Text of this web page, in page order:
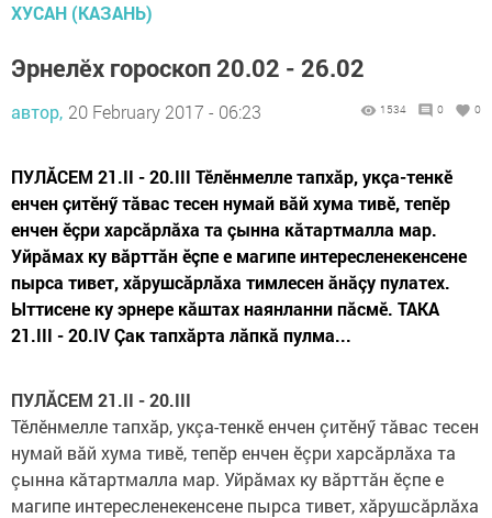
ХУСАН (КАЗАНЬ)
Эрнелӗх гороскоп 20.02 - 26.02
автор, 20 February 2017 - 06:23 1534 0 0
ПУЛĂСЕМ 21.II - 20.III Тӗлӗнмелле тапхăр, укçа-тенкӗ
енчен çитӗнӳ тăвас тесен нумай вăй хума тивӗ, тепӗр
енчен ӗçри харсăрлăха та çынна кăтартмалла мар.
Уйрăмах ку вăрттăн ӗçпе е магипе интересленекенсене
пырса тивет, хăрушсăрлăха тимлесен ăнăçу пулатех.
Ыттисене ку эрнере кăштах наянланни пăсмӗ. ТАКА
21.III - 20.IV Çак тапхăрта лăпкă пулма...
ПУЛĂСЕМ 21.II - 20.III
Тӗлӗнмелле тапхăр, укçа-тенкӗ енчен çитӗнӳ тăвас тесен
нумай вăй хума тивӗ, тепӗр енчен ӗçри харсăрлăха та
çынна кăтартмалла мар. Уйрăмах ку вăрттăн ӗçпе е
магипе интересленекенсене пырса тивет, хăрушсăрлăха